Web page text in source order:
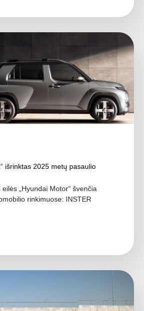
išrinktas 2025 metų pasaulio
„Hyundai Motor“ švenčia
rinkimuose: INSTER